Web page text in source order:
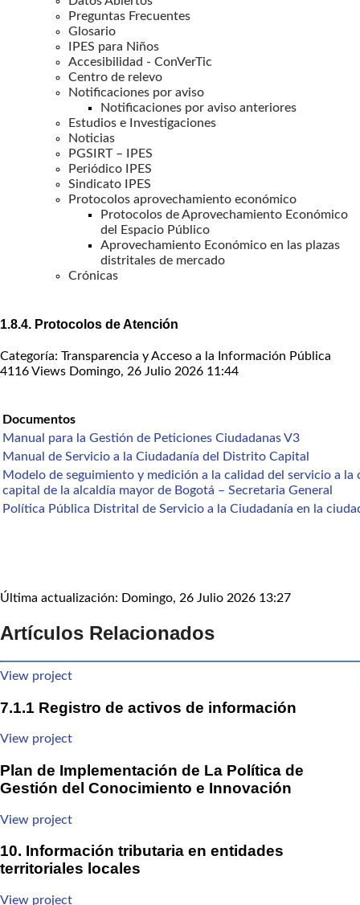
Preguntas Frecuentes
Glosario
IPES para Niños
Accesibilidad - ConVerTic
Centro de relevo
Notificaciones por aviso
Notificaciones por aviso anteriores
Estudios e Investigaciones
Noticias
PGSIRT – IPES
Periódico IPES
Sindicato IPES
Protocolos aprovechamiento económico
Protocolos de Aprovechamiento Económico
del Espacio Público
Aprovechamiento Económico en las plazas
distritales de mercado
Crónicas
1.8.4. Protocolos de Atención
Categoría: Transparencia y Acceso a la Información Pública
4116 Views Domingo, 26 Julio 2026 11:44
Documentos
Manual para la Gestión de Peticiones Ciudadanas V3
Manual de Servicio a la Ciudadanía del Distrito Capital
Modelo de seguimiento y medición a la calidad del servicio a
capital de la alcaldía mayor de Bogotá – Secretaria General
Política Pública Distrital de Servicio a la Ciudadanía en la
Última actualización: Domingo, 26 Julio 2026 13:27
Artículos Relacionados
View project
7.1.1 Registro de activos de información
View project
Plan de Implementación de La Política de
Gestión del Conocimiento e Innovación
View project
10. Información tributaria en entidades
territoriales locales
View project